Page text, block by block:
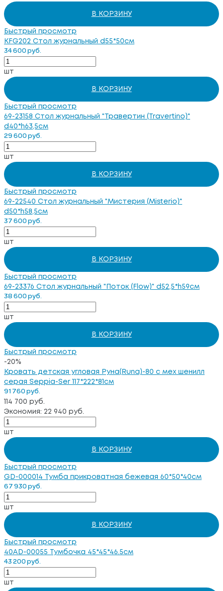
В КОРЗИНУ
Быстрый просмотр
KFG202 Стол журнальный d55*50см
34 600 руб.
шт
В КОРЗИНУ
Быстрый просмотр
69-23158 Стол журнальный "Травертин (Travertino)"
d40*h63,5см
29 600 руб.
шт
В КОРЗИНУ
Быстрый просмотр
69-22540 Стол журнальный "Мистерия (Misterio)"
d50*h58,5см
37 600 руб.
шт
В КОРЗИНУ
Быстрый просмотр
69-23376 Стол журнальный "Поток (Flow)" d52,5*h59см
38 600 руб.
шт
В КОРЗИНУ
Быстрый просмотр
-20%
Кровать детская угловая Руна(Runa)-80 с мех шенилл
серая Seppia-Ser 117*222*81см
91 760 руб.
114 700 руб.
Экономия: 22 940 руб.
шт
В КОРЗИНУ
Быстрый просмотр
GD-000014 Тумба прикроватная бежевая 60*50*40см
67 930 руб.
шт
В КОРЗИНУ
Быстрый просмотр
40AD-00055 Тумбочка 45*45*46.5см
43 200 руб.
шт